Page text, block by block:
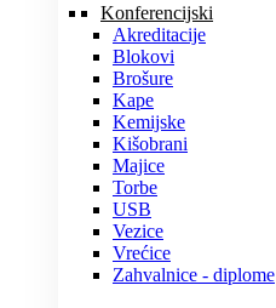
Konferencijski
Akreditacije
Blokovi
Brošure
Kape
Kemijske
Kišobrani
Majice
Torbe
USB
Vezice
Vrećice
Zahvalnice - diplome